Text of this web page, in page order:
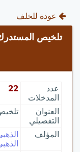
عودة للخلف
تلخيص
عدد
المدخلات
22
العنوان
التفصيلي
المؤلف